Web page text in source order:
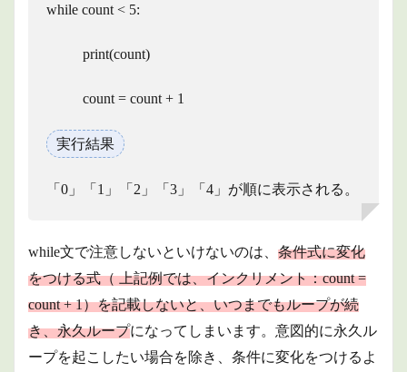
while count < 5:
print(count)
count = count + 1
実行結果
「0」「1」「2」「3」「4」が順に表示される。
while文で注意しないといけないのは、 条件式に変化
をつける式（ 上記例では、インクリメント：count =
count + 1）を記載しないと、いつまでもループが続
き、永久ループになってしまいます。意図的に永久ル
ープを起こしたい場合を除き、条件に変化をつけるよ